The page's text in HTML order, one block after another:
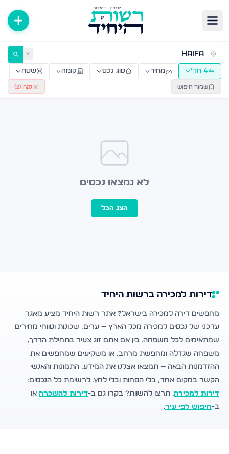
דירות למכירה ולהשכרה — רשות היחיד ✕
4 חד׳ מחיר סוג נכס קומה שטח
שמור חיפוש נקה (2
)
לא נמצאו נכסים
הצג הכל
דירות למכירה ברשות היחיד
מחפשים דירה למכירה בישראל? אתר רשות היחיד מציע מאגר
עדכני של נכסים למכירה מכל הארץ — ערים, שכונות וטווחי מחירים
שמתאימים לכל משפחה. בין אם אתם זוג צעיר בתחילת הדרך,
משפחה שגדלה ומחפשת מרחב, או משקיעים שמחפשים את
ההזדמנות הבאה — תמצאו אצלנו את המידע, התמונות והאנשי
הקשר במקום אחד, בלי הסחות ובלי לחץ. לרשימת כל הנכסים:
דירות למכירה. תרצו להשוות? בקרו גם ב-דירות להשכרה או
ב-חיפוש לפי עיר.